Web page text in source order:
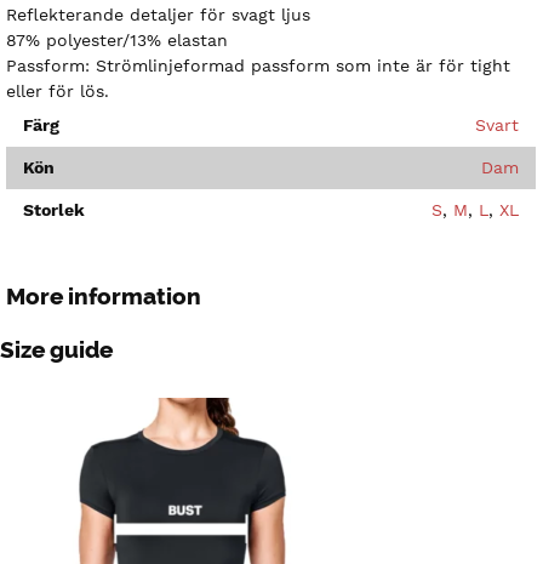
Reflekterande detaljer för svagt ljus
87% polyester/13% elastan
Passform: Strömlinjeformad passform som inte är för tight
eller för lös.
Färg
Svart
Kön Dam
Storlek S, M, L , XL
More information
Size guide